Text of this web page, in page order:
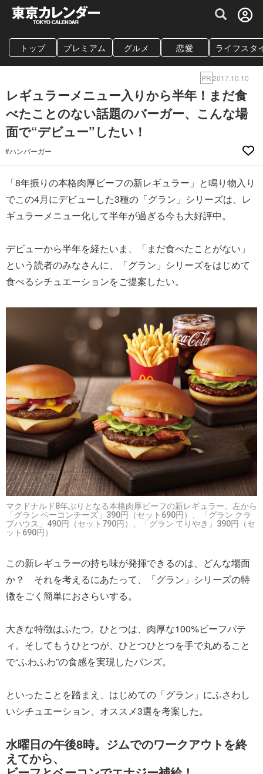
グルメ情報・プレミアムレストラン予約
トップ プレミアム グルメ 恋愛 ライフスタ
PR2017.10.10
レギュラーメニュー入りから半年！まだ食
べたことのない話題のバーガー、こんな場
面で“デビュー”したい！
#ハンバーガー
「8年振りの本格肉厚ビーフの新レギュラー」と鳴り物入り
でこの4月にデビューした3種の「グラン」シリーズは、レ
ギュラーメニュー化して半年が過ぎる今も大好評中。
デビューから半年を経たいま、「まだ食べたことがない」
という読者のみなさんに、「グラン」シリーズをはじめて
食べるシチュエーションをご提案したい。
マクドナルド8年ぶりとなる本格肉厚ビーフの新レギュラー。左から
「グラン ベーコンチーズ」390円（セット690円）、「グラン クラ
ブハウス」490円（セット790円）、「グラン てりやき」390円（セ
ット690円）
この新レギュラーの持ち味が発揮できるのは、どんな場面
か？ それを考えるにあたって、「グラン」シリーズの特
徴をごく簡単におさらいする。
大きな特徴はふたつ。ひとつは、肉厚な100%ビーフパテ
ィ。そしてもうひとつが、ひとつひとつを手で丸めること
で“ふわふわ”の食感を実現したバンズ。
といったことを踏まえ、はじめての「グラン」にふさわし
いシチュエーション、オススメ3選を考案した。
水曜日の午後8時。ジムでのワークアウトを終
えてから、